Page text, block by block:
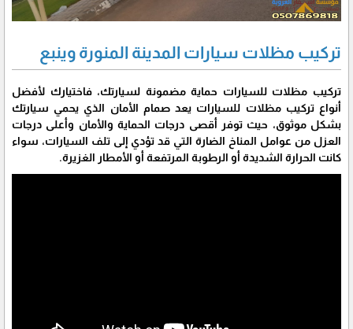
تركيب مظلات سيارات المدينة المنورة وينبع
تركيب مظلات للسيارات حماية مضمونة لسيارتك، فاختيارك لأفضل
أنواع تركيب مظلات للسيارات يعد صمام الأمان الذي يحمي سيارتك
بشكل موثوق، حيث توفر أقصى درجات الحماية والأمان وأعلى درجات
العزل من عوامل المناخ الضارة التي قد تؤدي إلى تلف السيارات، سواء
كانت الحرارة الشديدة أو الرطوبة المرتفعة أو الأمطار الغزيرة.